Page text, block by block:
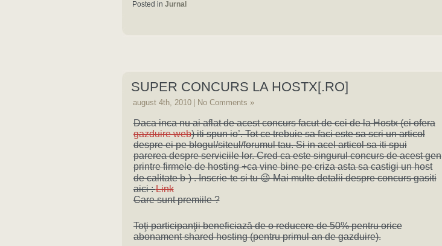
Posted in Jurnal
SUPER CONCURS LA HOSTX[.RO]
august 4th, 2010 No Comments »
Daca inca nu ai aflat de acest concurs facut de cei de la Hostx (ei ofera
gazduire web) iti spun io’. Tot ce trebuie sa faci este sa scri un articol
despre ei pe blogul/siteul/forumul tau. Si in acel articol sa iti spui
parerea despre serviciile lor. Cred ca este singurul concurs de acest gen
printre firmele de hosting +ca vine bine pe criza asta sa castigi un host
de calitate b-) . Inscrie-te si tu 😉 Mai multe detalii despre concurs gasiti
aici :Link
Care sunt premiile ?
Toţi participanţii beneficiază de o reducere de 50% pentru orice
abonament shared hosting (pentru primul an de gazduire).